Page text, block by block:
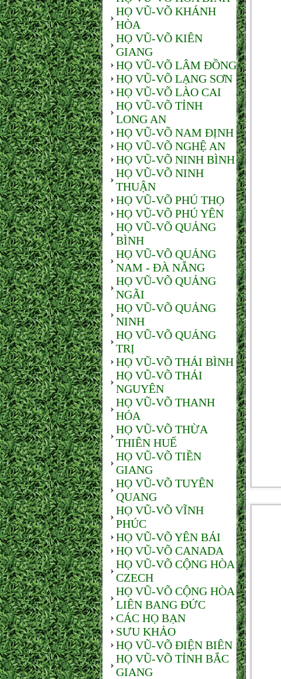
HỌ VŨ-VÕ KHÁNH
HÒA
HỌ VŨ-VÕ KIÊN
GIANG
HỌ VŨ-VÕ LÂM ĐỒNG
HỌ VŨ-VÕ LẠNG SƠN
HỌ VŨ-VÕ LÀO CAI
HỌ VŨ-VÕ TỈNH
LONG AN
HỌ VŨ-VÕ NAM ĐỊNH
HỌ VŨ-VÕ NGHỆ AN
HỌ VŨ-VÕ NINH BÌNH
HỌ VŨ-VÕ NINH
THUẬN
HỌ VŨ-VÕ PHÚ THỌ
HỌ VŨ-VÕ PHÚ YÊN
HỌ VŨ-VÕ QUẢNG
BÌNH
HỌ VŨ-VÕ QUẢNG
NAM - ĐÀ NẴNG
HỌ VŨ-VÕ QUẢNG
NGÃI
HỌ VŨ-VÕ QUẢNG
NINH
HỌ VŨ-VÕ QUẢNG
TRỊ
HỌ VŨ-VÕ THÁI BÌNH
HỌ VŨ-VÕ THÁI
NGUYÊN
HỌ VŨ-VÕ THANH
HÓA
HỌ VŨ-VÕ THỪA
THIÊN HUẾ
HỌ VŨ-VÕ TIỀN
GIANG
HỌ VŨ-VÕ TUYÊN
QUANG
HỌ VŨ-VÕ VĨNH
PHÚC
HỌ VŨ-VÕ YÊN BÁI
HỌ VŨ-VÕ CANADA
HỌ VŨ-VÕ CỘNG HÒA
CZECH
HỌ VŨ-VÕ CỘNG HÒA
LIÊN BANG ĐỨC
CÁC HỌ BẠN
SƯU KHẢO
HỌ VŨ-VÕ ĐIỆN BIÊN
HỌ VŨ-VÕ TỈNH BẮC
GIANG